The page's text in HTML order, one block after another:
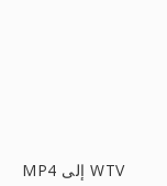
MP4 إلى WTV